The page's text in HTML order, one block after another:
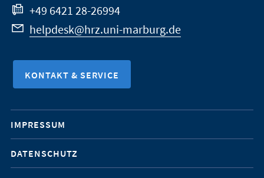
+49 6421 28-26994
helpdesk@hrz.uni-marburg.de
KONTAKT & SERVICE
Mobile-
Service-
Navigation
IMPRESSUM
DATENSCHUTZ